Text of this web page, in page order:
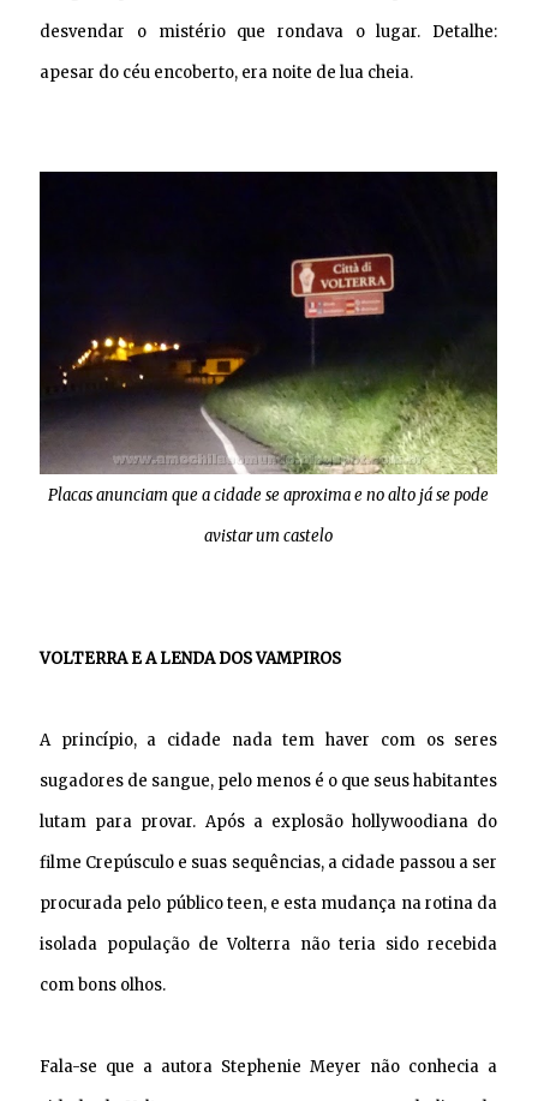
desvendar o mistério que rondava o lugar. Detalhe:
apesar do céu encoberto, era noite de lua cheia.
Placas anunciam que a cidade se aproxima e no alto já se pode
avistar um castelo
VOLTERRA E A LENDA DOS VAMPIROS
A princípio, a cidade nada tem haver com os seres
sugadores de sangue, pelo menos é o que seus habitantes
lutam para provar. Após a explosão hollywoodiana do
filme Crepúsculo e suas sequências, a cidade passou a ser
procurada pelo público teen, e esta mudança na rotina da
isolada população de Volterra não teria sido recebida
com bons olhos.
Fala-se que a autora Stephenie Meyer não conhecia a